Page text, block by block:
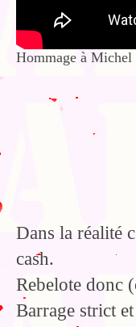
Hommage à Michel
Dans la réalité
cash.
Rebelote donc
Barrage strict